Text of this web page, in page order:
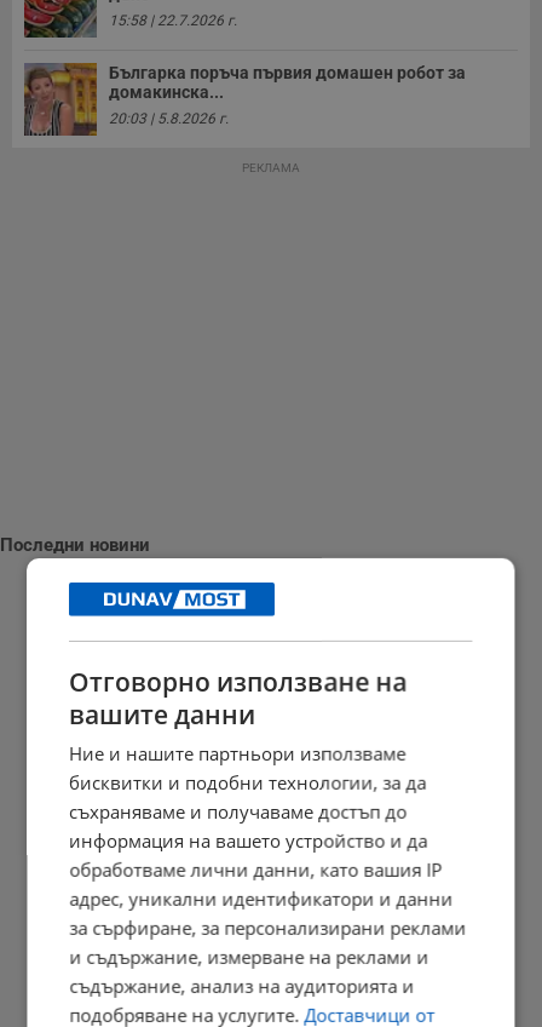
15:58 | 22.7.2026 г.
Българка поръча първия домашен робот за
домакинска...
20:03 | 5.8.2026 г.
РЕКЛАМА
Последни новини
18:18 | 8.8.2026 г.
Обявиха жълт код за силен дъжд в 4 области на страната
18:14 | 8.8.2026 г.
ТИСА номинира Андраш Бака за президент на Унгария
17:58 | 8.8.2026 г.
Отговорно използване на
вашите данни
Ние и нашите партньори използваме
бисквитки и подобни технологии, за да
съхраняваме и получаваме достъп до
информация на вашето устройство и да
обработваме лични данни, като вашия IP
адрес, уникални идентификатори и данни
за сърфиране, за персонализирани реклами
и съдържание, измерване на реклами и
съдържание, анализ на аудиторията и
подобряване на услугите.Доставчици от